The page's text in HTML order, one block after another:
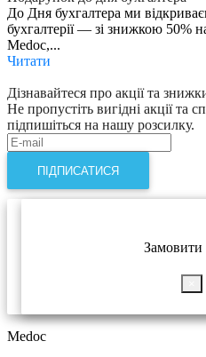
До Дня бухгалтера ми
бухгалтерії — зі знижкою 50%
Medoc,...
Читати
Дізнавайтеся про акції та
Не пропустіть вигідні акції та
підпишіться на нашу розсилку.
ПІДПИСАТИСЯ
Замовити
Medoc